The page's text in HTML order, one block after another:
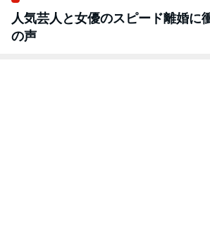
人気芸人と女優のスピード離婚に
の声